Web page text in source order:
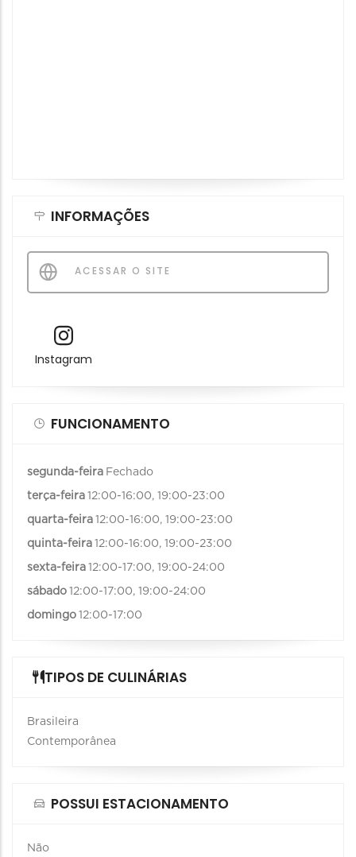
INFORMAÇÕES
ACESSAR O SITE
Instagram
FUNCIONAMENTO
segunda-feira Fechado
terça-feira 12:00-16:00, 19:00-23:00
quarta-feira 12:00-16:00, 19:00-23:00
quinta-feira 12:00-16:00, 19:00-23:00
sexta-feira 12:00-17:00, 19:00-24:00
sábado 12:00-17:00, 19:00-24:00
domingo 12:00-17:00
TIPOS DE CULINÁRIAS
Brasileira
Contemporânea
POSSUI ESTACIONAMENTO
Não